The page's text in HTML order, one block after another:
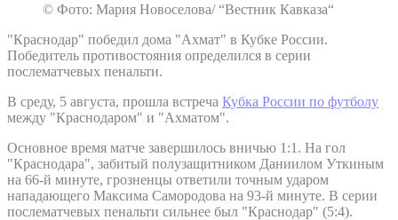
© Фото: Мария Новоселова/ “Вестник Кавказа“
"Краснодар" победил дома "Ахмат" в Кубке России.
Победитель противостояния определился в серии
послематчевых пенальти.
В среду, 5 августа, прошла встреча Кубка России по футболу
между "Краснодаром" и "Ахматом".
Основное время матче завершилось вничью 1:1. На гол
"Краснодара", забитый полузащитником Даниилом Уткиным
на 66-й минуте, грозненцы ответили точным ударом
нападающего Максима Самородова на 93-й минуте. В серии
послематчевых пенальти сильнее был "Краснодар" (5:4).